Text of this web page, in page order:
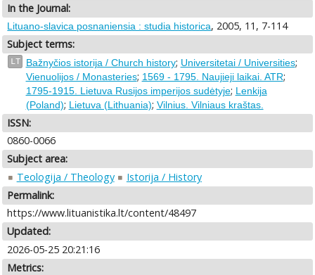
In the Journal:
Lituano-slavica posnaniensia : studia historica, 2005, 11, 7-114
Subject terms:
LT Bažnyčios istorija / Church history; Universitetai / Universities;
Vienuolijos / Monasteries; 1569 - 1795. Naujieji laikai. ATR;
1795-1915. Lietuva Rusijos imperijos sudėtyje; Lenkija
(Poland); Lietuva (Lithuania); Vilnius. Vilniaus kraštas.
ISSN:
0860-0066
Subject area:
Teologija / Theology
Istorija / History
Permalink:
https://www.lituanistika.lt/content/48497
Updated:
2026-05-25 20:21:16
Metrics: